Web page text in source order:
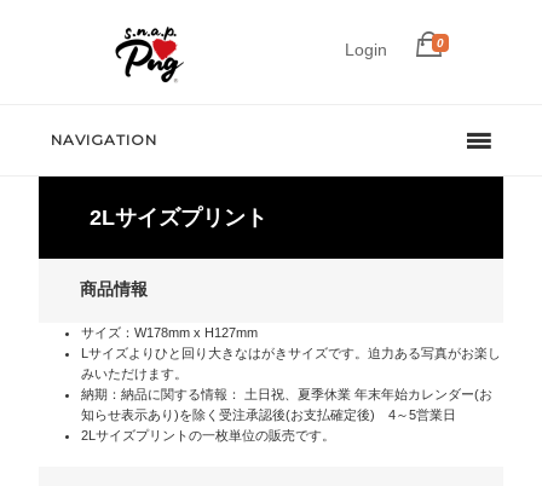
Login 0
NAVIGATION
2Lサイズプリント
商品情報
サイズ：W178mm x H127mm
Lサイズよりひと回り大きなはがきサイズです。迫力ある写真がお楽し
みいただけます。
納期：納品に関する情報： 土日祝、夏季休業 年末年始カレンダー(お
知らせ表示あり)を除く受注承認後(お支払確定後) 4～5営業日
2Lサイズプリントの一枚単位の販売です。